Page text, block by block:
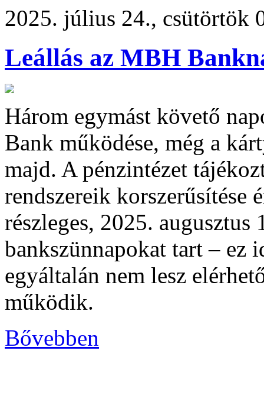
2025. július 24., csütörtök
Leállás az MBH
Három egymást követő
Bank működése, még a
majd. A pénzintézet
rendszereik korszerűsítése
részleges, 2025.
bankszünnapokat tart – ez
egyáltalán nem lesz
működik.
Bővebben